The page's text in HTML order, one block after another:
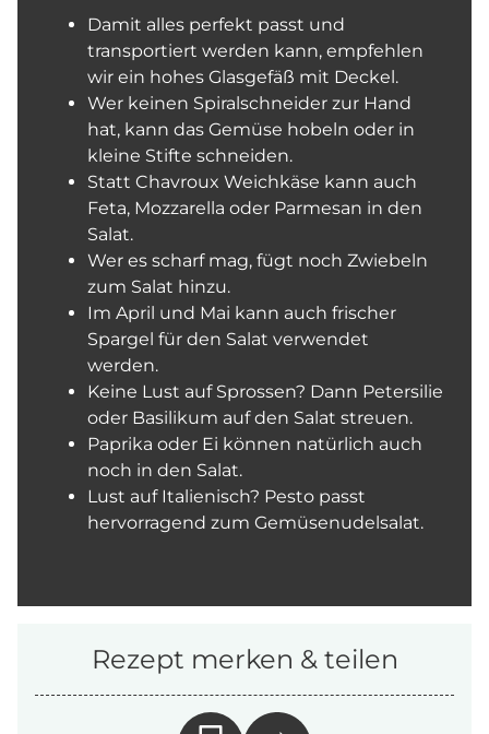
Damit alles perfekt passt und
transportiert werden kann, empfehlen
wir ein hohes Glasgefäß mit Deckel.
Wer keinen Spiralschneider zur Hand
hat, kann das Gemüse hobeln oder in
kleine Stifte schneiden.
Statt Chavroux Weichkäse kann auch
Feta, Mozzarella oder Parmesan in den
Salat.
Wer es scharf mag, fügt noch Zwiebeln
zum Salat hinzu.
Im April und Mai kann auch frischer
Spargel für den Salat verwendet
werden.
Keine Lust auf Sprossen? Dann Petersilie
oder Basilikum auf den Salat streuen.
Paprika oder Ei können natürlich auch
noch in den Salat.
Lust auf Italienisch? Pesto passt
hervorragend zum Gemüsenudelsalat.
Rezept merken & teilen